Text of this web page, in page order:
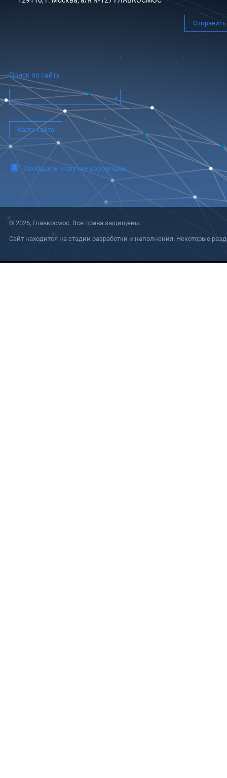
Поиск по сайту
Карта сайта
Сообщить о случае коррупции
© 2026, Главкосмос. Все права защищены.
Сайт находится на стадии разработки и наполнения. Некоторые